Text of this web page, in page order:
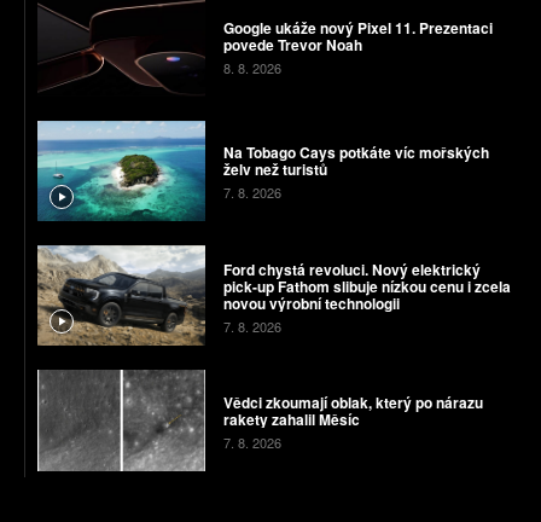
Google ukáže nový Pixel 11. Prezentaci
povede Trevor Noah
8. 8. 2026
Na Tobago Cays potkáte víc mořských
želv než turistů
7. 8. 2026
Ford chystá revoluci. Nový elektrický
pick-up Fathom slibuje nízkou cenu i zcela
novou výrobní technologii
7. 8. 2026
Vědci zkoumají oblak, který po nárazu
rakety zahalil Měsíc
7. 8. 2026